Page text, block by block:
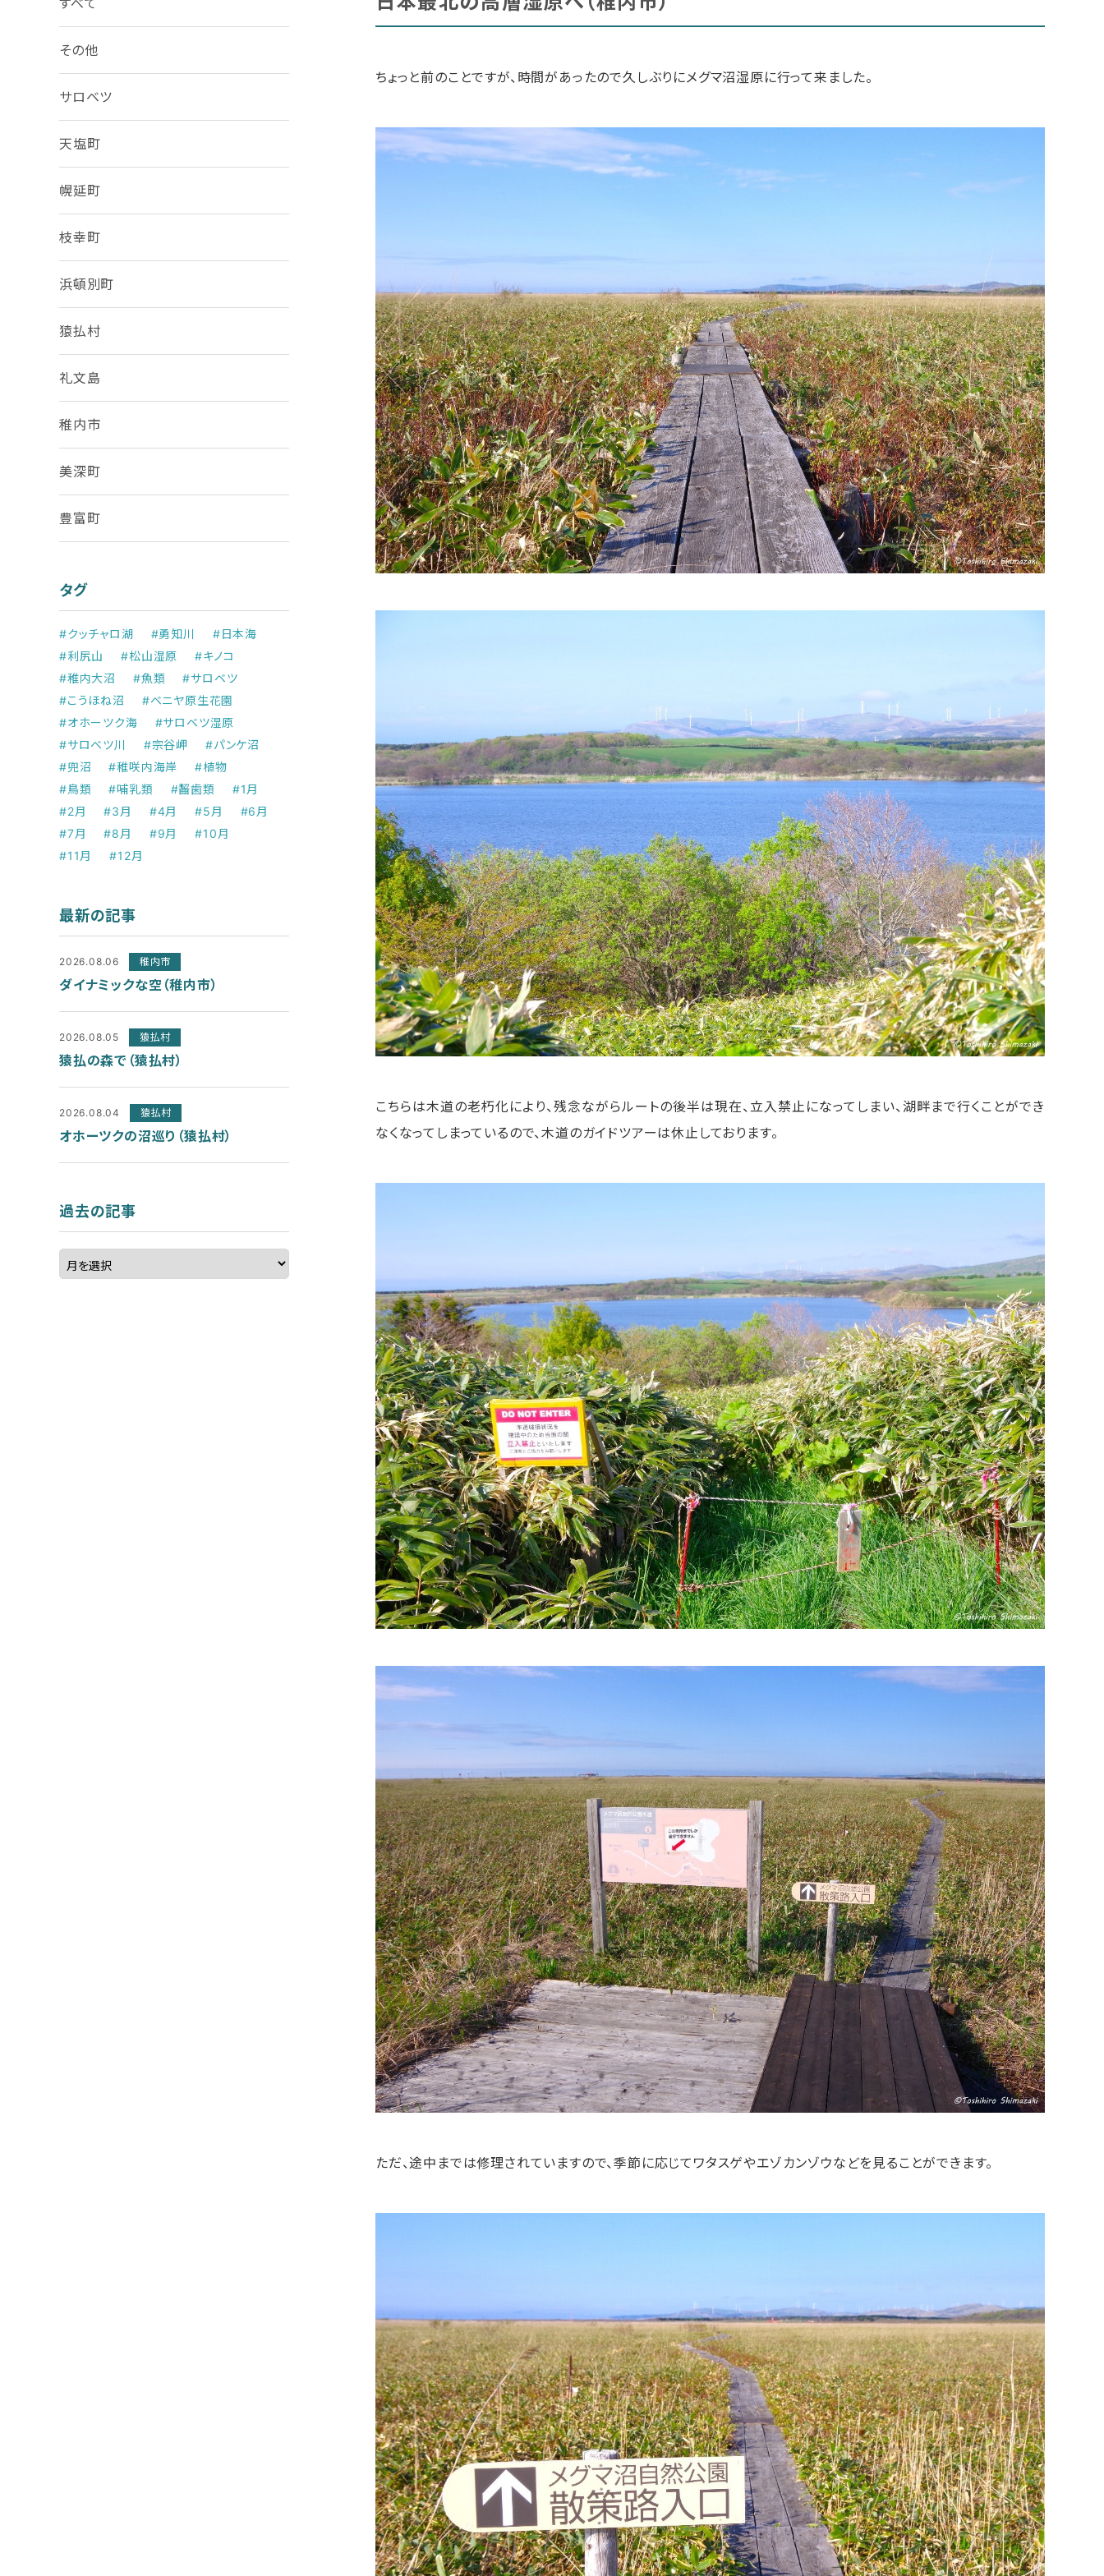
ちょっと前のことですが、時間があったので久しぶりにメグマ沼湿原に行って来ました。
こちらは木道の老朽化により、残念ながらルートの後半は現在、立入禁止になってしまい、湖畔まで行くことができ
なくなってしまっているので、木道のガイドツアーは休止しております。
ただ、途中までは修理されていますので、季節に応じてワタスゲやエゾカンゾウなどを見ることができます。
すべて
その他
サロベツ
天塩町
幌延町
枝幸町
浜頓別町
猿払村
礼文島
稚内市
美深町
豊富町
タグ
#クッチャロ湖 #勇知川
#日本海
#利尻山
#松山湿原
#キノコ
#稚内大沼
#魚類
#サロベツ
#こうほね沼
#ベニヤ原生花園
#オホーツク海
#サロベツ湿原
#サロベツ川
#宗谷岬
#パンケ沼
#兜沼
#稚咲内海岸
#植物
#鳥類
#哺乳類 #齧歯類
#1月
#2月
#3月 #4月 #5月
#6月
#7月
#8月 #9月
#10月
#11月
#12月
最新の記事
2026.08.06 稚内市
ダイナミックな空（稚内市）
2026.08.05 猿払村
猿払の森で（猿払村）
2026.08.04 猿払村
オホーツクの沼巡り（猿払村）
過去の記事